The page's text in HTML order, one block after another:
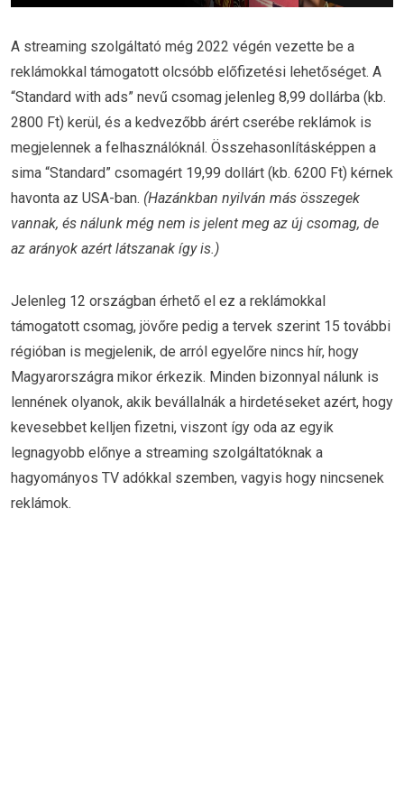
A streaming szolgáltató még 2022 végén vezette be a
reklámokkal támogatott olcsóbb előfizetési lehetőséget. A
“Standard with ads” nevű csomag jelenleg 8,99 dollárba (kb.
2800 Ft) kerül, és a kedvezőbb árért cserébe reklámok is
megjelennek a felhasználóknál. Összehasonlításképpen a
sima “Standard” csomagért 19,99 dollárt (kb. 6200 Ft) kérnek
havonta az USA-ban. (Hazánkban nyilván más összegek
vannak, és nálunk még nem is jelent meg az új csomag, de
az arányok azért látszanak így is.)
Jelenleg 12 országban érhető el ez a reklámokkal
támogatott csomag, jövőre pedig a tervek szerint 15 további
régióban is megjelenik, de arról egyelőre nincs hír, hogy
Magyarországra mikor érkezik. Minden bizonnyal nálunk is
lennének olyanok, akik bevállalnák a hirdetéseket azért, hogy
kevesebbet kelljen fizetni, viszont így oda az egyik
legnagyobb előnye a streaming szolgáltatóknak a
hagyományos TV adókkal szemben, vagyis hogy nincsenek
reklámok.